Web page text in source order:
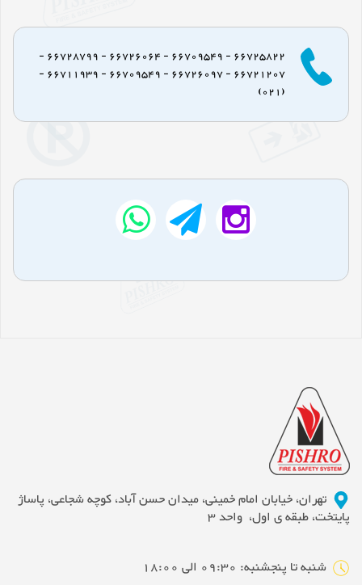
66725822 - 66709549 - 66726064 - 66728799 -
66721207 - 66726097 - 66709549 - 66711939 -
(021)
تهران، خیابان امام خمینی، میدان حسن آباد، کوچه شجاعی، پاساژ
پایتخت، طبقه ی اول، واحد 3
شنبه تا پنجشنبه: 09:30 الی 18:00